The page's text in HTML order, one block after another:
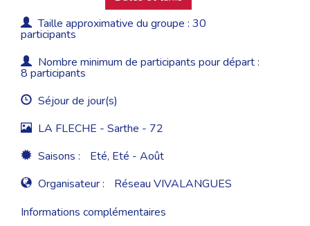
Taille approximative du groupe : 30
participants
Nombre minimum de participants pour départ :
8 participants
Séjour de jour(s)
LA FLECHE - Sarthe - 72
Saisons :
Eté, Eté - Août
Organisateur :
Réseau VIVALANGUES
Informations complémentaires